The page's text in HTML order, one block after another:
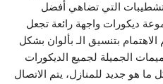
التي تضاهي أفضل
ديكورات واجهة رائعة تجعل
بتنسيق الـ بألوان بشكل
الجميلة لجميع الديكورات
ما هو جديد للمنازل، يتم الاتصال